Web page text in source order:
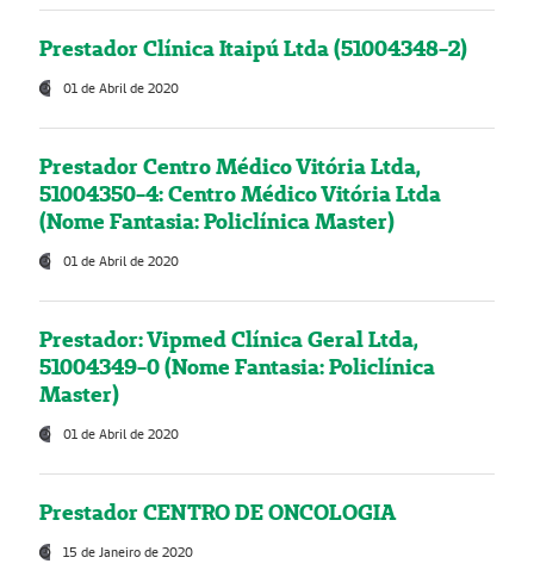
Prestador Clínica Itaipú Ltda (51004348-2)
01 de Abril de 2020
Prestador Centro Médico Vitória Ltda,
51004350-4: Centro Médico Vitória Ltda
(Nome Fantasia: Policlínica Master)
01 de Abril de 2020
Prestador: Vipmed Clínica Geral Ltda,
51004349-0 (Nome Fantasia: Policlínica
Master)
01 de Abril de 2020
Prestador CENTRO DE ONCOLOGIA
15 de Janeiro de 2020